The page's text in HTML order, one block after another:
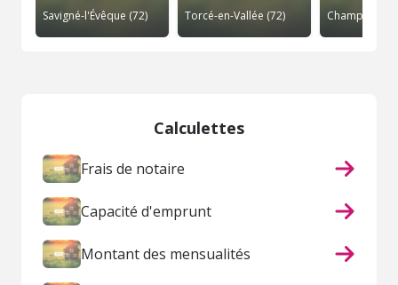
Savigné-l'Évêque (72) Torcé-en-Vallée (72) Champagné
Calculettes
Frais de notaire
Capacité d'emprunt
Montant des mensualités